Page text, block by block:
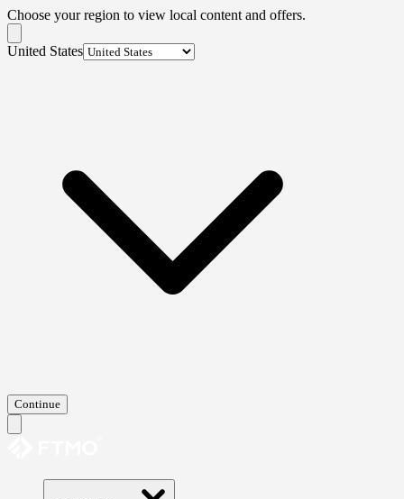
Choose your region to view local content and offers.
United States
Continue